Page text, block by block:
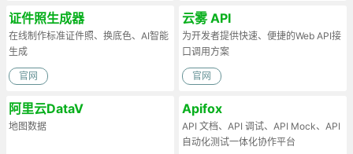
证件照生成器
在线制作标准证件照、换底色、AI智能
生成
官网
云雾 API
为开发者提供快速、便捷的Web API接
口调用方案
官网
阿里云DataV
地图数据
Apifox
API 文档、API 调试、API Mock、API
自动化测试一体化协作平台